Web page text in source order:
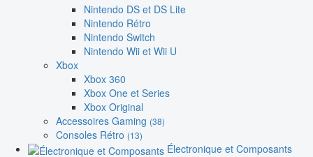
Nintendo DS et DS Lite
Nintendo Rétro
Nintendo Switch
Nintendo Wii et Wii U
Xbox
Xbox 360
Xbox One et Series
Xbox Original
Accessoires Gaming (38)
Consoles Rétro (13)
Électronique et Composants